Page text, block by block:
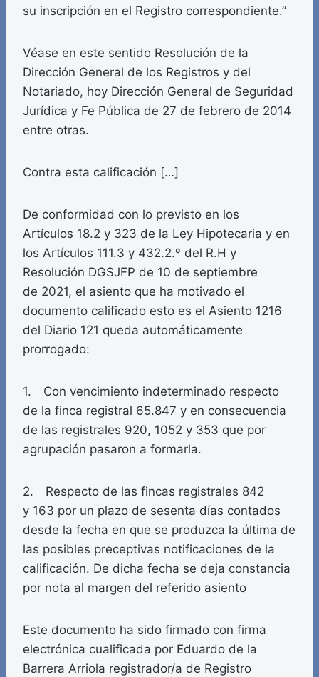
su inscripción en el Registro correspondiente.”
Véase en este sentido Resolución de la
Dirección General de los Registros y del
Notariado, hoy Dirección General de Seguridad
Jurídica y Fe Pública de 27 de febrero de 2014
entre otras.
Contra esta calificación […]
De conformidad con lo previsto en los
Artículos 18.2 y 323 de la Ley Hipotecaria y en
los Artículos 111.3 y 432.2.º del R.H y
Resolución DGSJFP de 10 de septiembre
de 2021, el asiento que ha motivado el
documento calificado esto es el Asiento 1216
del Diario 121 queda automáticamente
prorrogado:
1. Con vencimiento indeterminado respecto
de la finca registral 65.847 y en consecuencia
de las registrales 920, 1052 y 353 que por
agrupación pasaron a formarla.
2. Respecto de las fincas registrales 842
y 163 por un plazo de sesenta días contados
desde la fecha en que se produzca la última de
las posibles preceptivas notificaciones de la
calificación. De dicha fecha se deja constancia
por nota al margen del referido asiento
Este documento ha sido firmado con firma
electrónica cualificada por Eduardo de la
Barrera Arriola registrador/a de Registro